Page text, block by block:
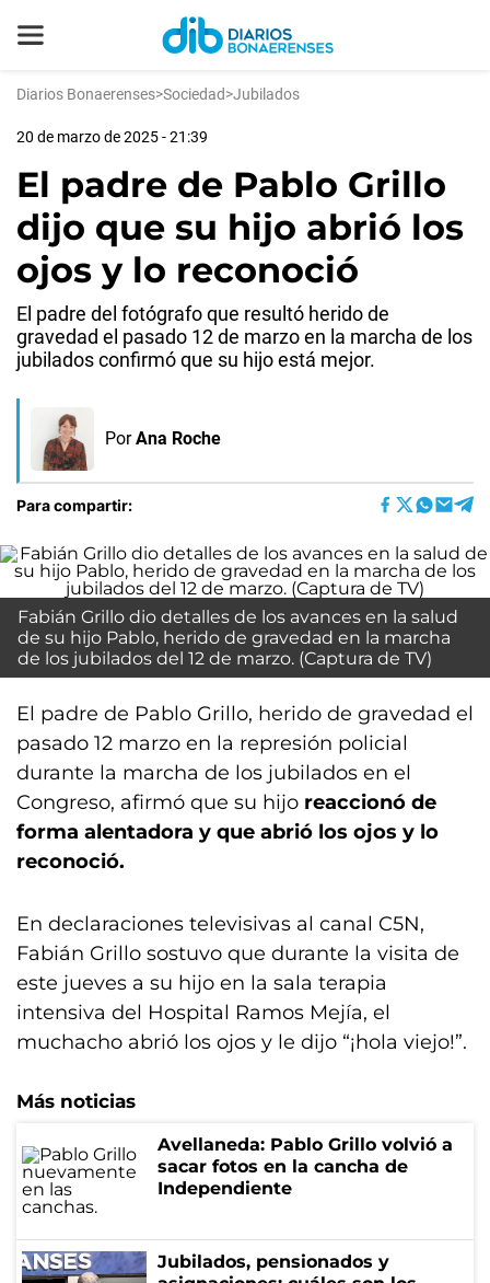
Diarios Bonaerenses>Sociedad>Jubilados
20 de marzo de 2025 - 21:39
El padre de Pablo Grillo
dijo que su hijo abrió los
ojos y lo reconoció
El padre del fotógrafo que resultó herido de
gravedad el pasado 12 de marzo en la marcha de los
jubilados confirmó que su hijo está mejor.
Por Ana Roche
Para compartir:
Fabián Grillo dio detalles de los avances en la salud
de su hijo Pablo, herido de gravedad en la marcha
de los jubilados del 12 de marzo. (Captura de TV)
El padre de Pablo Grillo, herido de gravedad el
pasado 12 marzo en la represión policial
durante la marcha de los jubilados en el
Congreso, afirmó que su hijo reaccionó de
forma alentadora y que abrió los ojos y lo
reconoció.
En declaraciones televisivas al canal C5N,
Fabián Grillo sostuvo que durante la visita de
este jueves a su hijo en la sala terapia
intensiva del Hospital Ramos Mejía, el
muchacho abrió los ojos y le dijo “¡hola viejo!”.
Más noticias
Avellaneda: Pablo Grillo volvió a
sacar fotos en la cancha de
Independiente
Jubilados, pensionados y